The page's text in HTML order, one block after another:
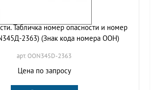
Табличка номер опасности и номер
2363) (Знак кода номера ООН)
арт. OON345D-2363
Цена по запросу